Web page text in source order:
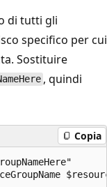
di tutti gli
specifico per cui
Sostituire
, quindi
Copia